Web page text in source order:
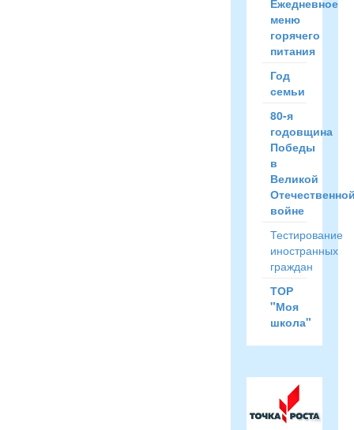
Ежедневное
меню
горячего
питания
Год
семьи
80-я
годовщина
Победы
в
Великой
войне
Тестирование
иностранных
граждан
ТОР
"Моя
школа"